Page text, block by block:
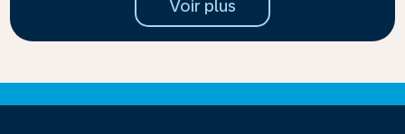
Voir plus